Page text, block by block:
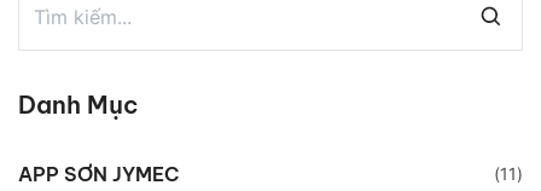
Danh Mục
APP SƠN JYMEC (11)